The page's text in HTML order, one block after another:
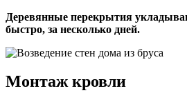
Деревянные перекрытия
быстро, за несколько дней.
Монтаж кровли